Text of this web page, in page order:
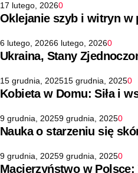
17 lutego, 20260
Oklejanie szyb i witryn w
6 lutego, 20266 lutego, 20260
Ukraina, Stany
15 grudnia, 202515 grudnia, 20250
Kobieta w Domu: Siła i
9 grudnia, 20259 grudnia, 20250
Nauka o starzeniu się
9 grudnia, 20259 grudnia, 20250
Macierzyństwo w